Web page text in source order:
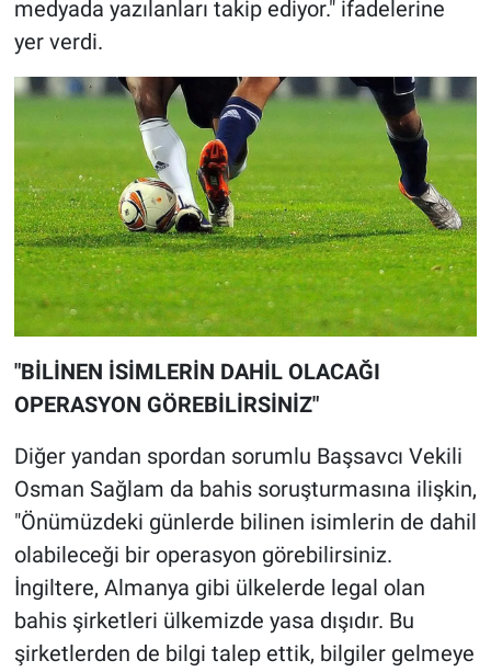
medyada yazılanları takip ediyor." ifadelerine
yer verdi.
"BİLİNEN İSİMLERİN DAHİL OLACAĞI
OPERASYON GÖREBİLİRSİNİZ"
Diğer yandan spordan sorumlu Başsavcı Vekili
Osman Sağlam da bahis soruşturmasına ilişkin,
"Önümüzdeki günlerde bilinen isimlerin de dahil
olabileceği bir operasyon görebilirsiniz.
İngiltere, Almanya gibi ülkelerde legal olan
bahis şirketleri ülkemizde yasa dışıdır. Bu
şirketlerden de bilgi talep ettik, bilgiler gelmeye